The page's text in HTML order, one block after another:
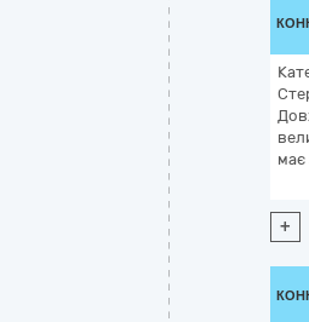
має
+